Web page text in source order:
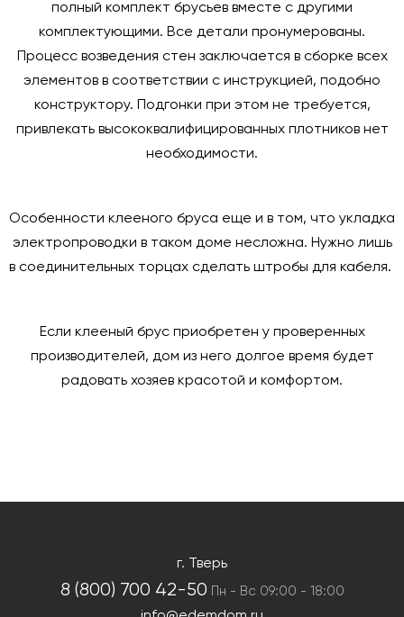
полный комплект брусьев вместе с другими
комплектующими. Все детали пронумерованы.
Процесс возведения стен заключается в сборке всех
элементов в соответствии с инструкцией, подобно
конструктору. Подгонки при этом не требуется,
привлекать высококвалифицированных плотников нет
необходимости.
Особенности клееного бруса еще и в том, что укладка
электропроводки в таком доме несложна. Нужно лишь
в соединительных торцах сделать штробы для кабеля.
Если клееный брус приобретен у проверенных
производителей, дом из него долгое время будет
радовать хозяев красотой и комфортом.
г. Тверь
8 (800) 700 42-50 Пн - Вс 09:00 - 18:00